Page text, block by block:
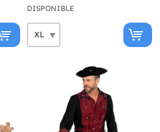
DISPONIBLE